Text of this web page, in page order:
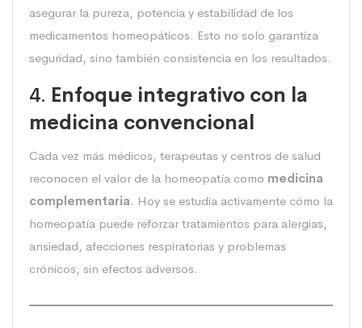
asegurar la pureza, potencia y estabilidad de los
medicamentos homeopáticos. Esto no solo garantiza
seguridad, sino también consistencia en los resultados.
4. Enfoque integrativo con la
medicina convencional
Cada vez más médicos, terapeutas y centros de salud
reconocen el valor de la homeopatía como medicina
complementaria. Hoy se estudia activamente cómo la
homeopatía puede reforzar tratamientos para alergias,
ansiedad, afecciones respiratorias y problemas
crónicos, sin efectos adversos.